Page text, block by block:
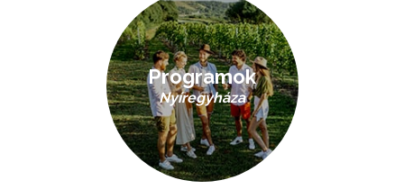
Programok
Nyíregyháza